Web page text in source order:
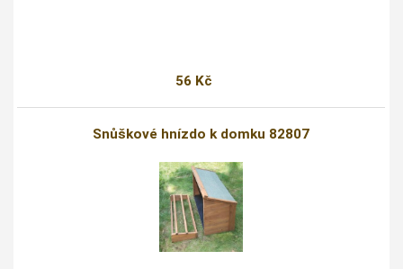
56 Kč
Snůškové hnízdo k domku 82807